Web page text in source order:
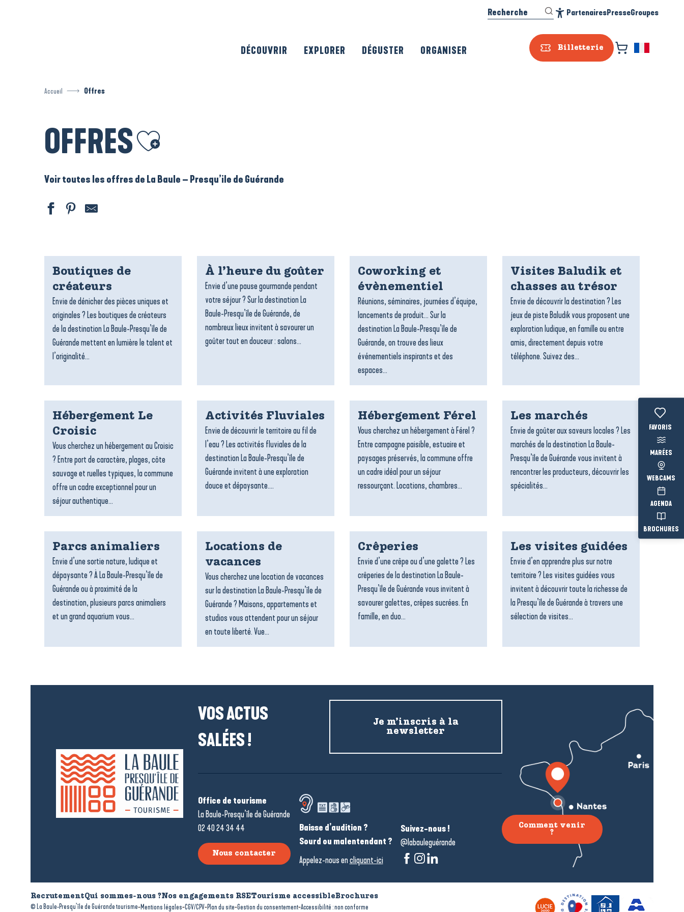
Billetterie
Recherche PartenairesPresseGroupes
DÉCOUVRIR EXPLORER DÉGUSTER ORGANISER
Voir les
MARÉES
WEBCAMS
AGENDA
BROCHURES
Accueil Offres
OFFRES Ajouter aux favoris
Voir toutes les offres de La Baule – Presqu’ile de Guérande
Boutiques de
créateurs
Envie de dénicher des pièces uniques et
originales ? Les boutiques de créateurs
de la destination La Baule-Presqu’île de
Guérande mettent en lumière le talent et
l’originalité...
À l’heure du goûter
Envie d’une pause gourmande pendant
votre séjour ? Sur la destination La
Baule-Presqu’île de Guérande, de
nombreux lieux invitent à savourer un
goûter tout en douceur : salons...
Coworking et
évènementiel
Réunions, séminaires, journées d’équipe,
lancements de produit… Sur la
destination La Baule-Presqu’île de
Guérande, on trouve des lieux
événementiels inspirants et des
espaces...
Visites Baludik et
chasses au trésor
Envie de découvrir la destination ? Les
jeux de piste Baludik vous proposent une
exploration ludique, en famille ou entre
amis, directement depuis votre
téléphone. Suivez des...
Hébergement Le
Croisic
Vous cherchez un hébergement au Croisic
? Entre port de caractère, plages, côte
sauvage et ruelles typiques, la commune
offre un cadre exceptionnel pour un
séjour authentique...
Activités Fluviales
Envie de découvrir le territoire au fil de
l’eau ? Les activités fluviales de la
destination La Baule-Presqu’île de
Guérande invitent à une exploration
douce et dépaysante....
Hébergement Férel
Vous cherchez un hébergement à Férel ?
Entre campagne paisible, estuaire et
paysages préservés, la commune offre
un cadre idéal pour un séjour
ressourçant. Locations, chambres...
Les marchés
Envie de goûter aux saveurs locales ? Les
marchés de la destination La Baule-
Presqu’île de Guérande vous invitent à
rencontrer les producteurs, découvrir les
spécialités...
Parcs animaliers
Envie d’une sortie nature, ludique et
dépaysante ? À La Baule-Presqu’île de
Guérande ou à proximité de la
destination, plusieurs parcs animaliers
et un grand aquarium vous...
Locations de
vacances
Vous cherchez une location de vacances
sur la destination La Baule-Presqu’île de
Guérande ? Maisons, appartements et
studios vous attendent pour un séjour
en toute liberté. Vue...
Crêperies
Envie d’une crêpe ou d’une galette ? Les
crêperies de la destination La Baule-
Presqu’île de Guérande vous invitent à
savourer galettes, crêpes sucrées. En
famille, en duo...
Les visites guidées
Envie d’en apprendre plus sur notre
territoire ? Les visites guidées vous
invitent à découvrir toute la richesse de
la Presqu’île de Guérande à travers une
sélection de visites...
VOS ACTUS
SALÉES !
Je m’inscris à la
newsletter
Office de tourisme
La Baule-Presqu’île de Guérande
02 40 24 34 44
Nous contacter
Baisse d’audition ?
Sourd ou malentendant ?
Appelez-nous encliquant-ici
Suivez-nous !
@labauleguérande
Comment venir
?
RecrutementQui sommes-nous ?Nos engagements RSETourisme accessibleBrochures
© La Baule-Presqu’île de Guérande tourisme-Mentions légales-CGV/CPV-Plan du site-Gestion du consentement-Accessibilité : non conforme